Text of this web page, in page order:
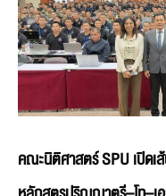
คณะนิติศาสตร์ SPU เปิดเ